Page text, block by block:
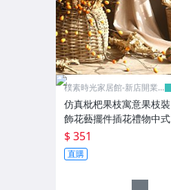
樸素時光家居館-新店開業
仿真枇杷果枝寓意果枝裝
飾花藝擺件插花禮物中式
美式【超過45cm下宅配】
$ 351
直購